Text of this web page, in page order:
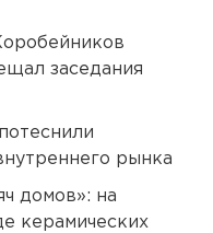
заседания
рынка
домов»: на
керамических